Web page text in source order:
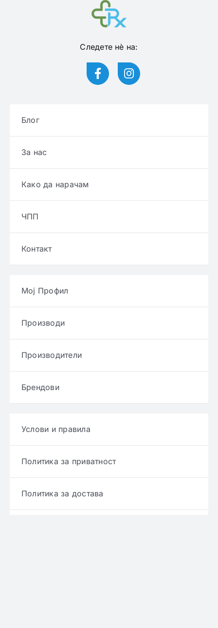
Следете нѐ на:
Блог
За нас
Како да нарачам
ЧПП
Контакт
Мој Профил
Производи
Производители
Брендови
Услови и правила
Политика за приватност
Политика за достава